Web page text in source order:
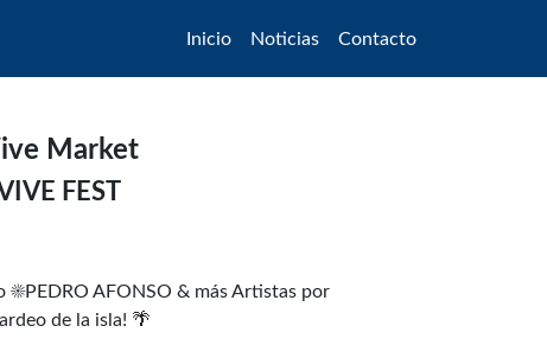
Inicio Noticias Contacto
Market
FEST
☀️PEDRO AFONSO & más Artistas por
de la isla! 🌴